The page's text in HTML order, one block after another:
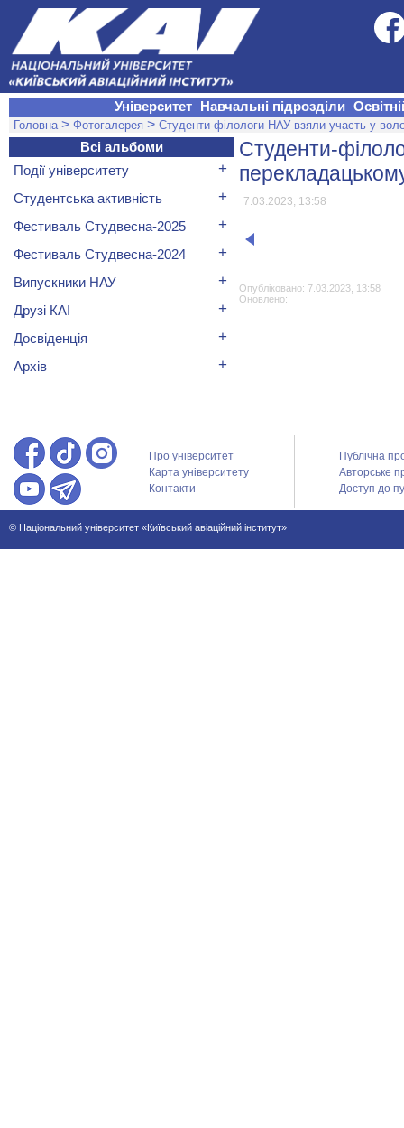
Університет Навчальні підрозділи
Головна > Фотогалерея > Студенти-філологи НАУ взяли участь у
Студенти-
7.03.2023, 13:58
Опубліковано: 7.03.2023, 13:58
Оновлено:
Всі альбоми
Події університету
+
Студентська активність +
Фестиваль Студвесна-2025 +
Фестиваль Студвесна-2024 +
Випускники НАУ +
Друзі КАІ +
Досвіденція +
Архів +
Про університет
Карта університету
Контакти
Публічна
Авторське
Доступ до
© Національний університет «Київський авіаційний інститут»